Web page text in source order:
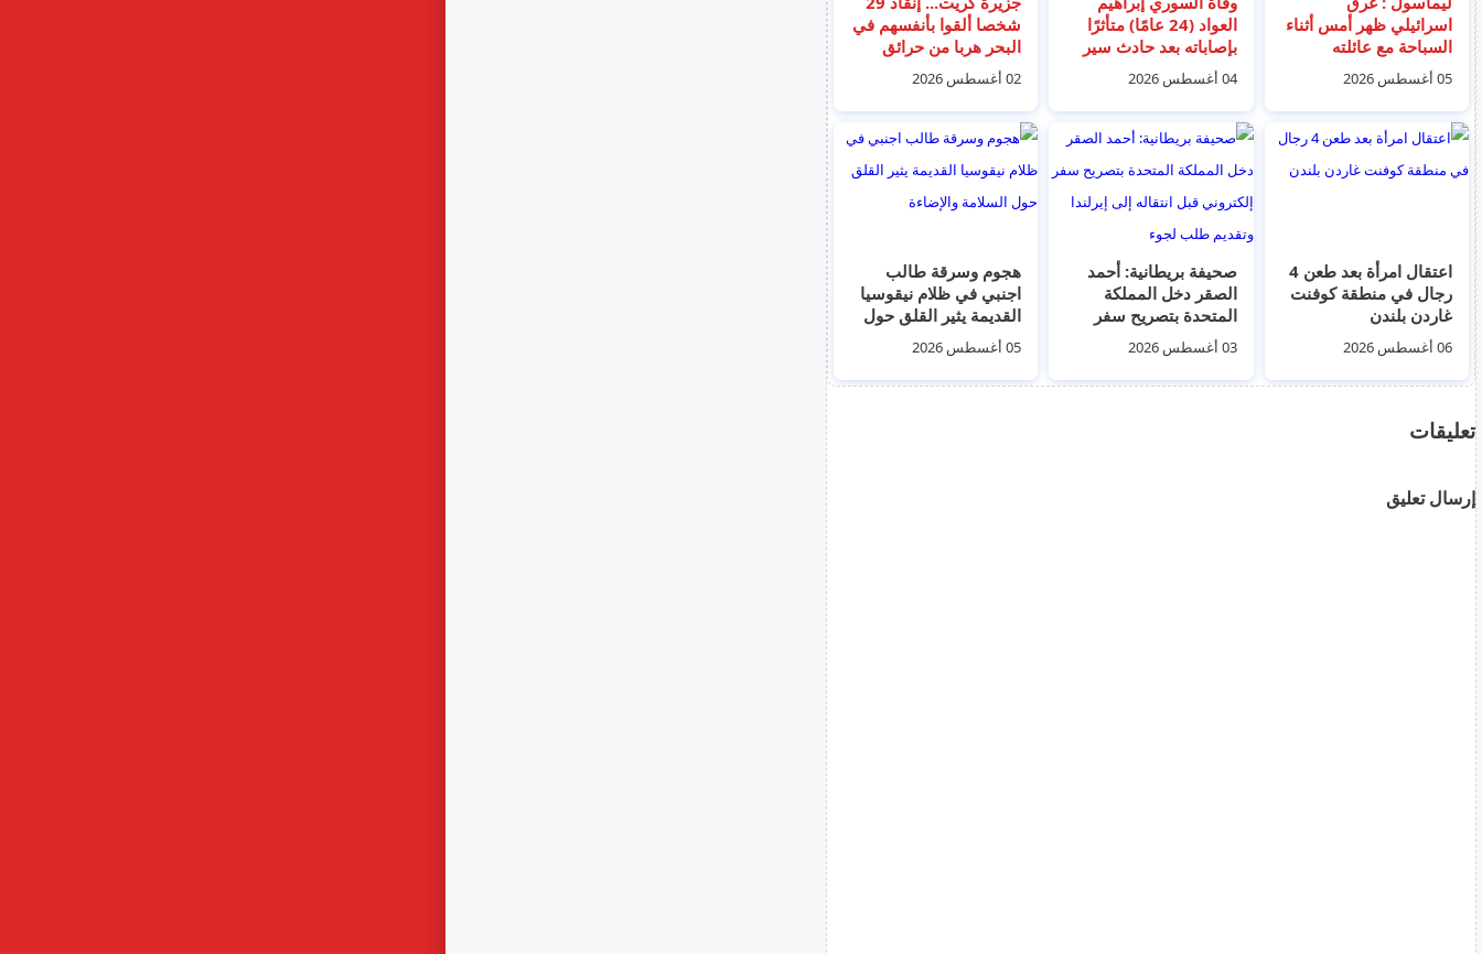
اسرائيلي ظهر أمس أثناء
السباحة مع عائلته
05 أغسطس 2026
العواد (24 عامًا) متأثرًا
بإصاباته بعد حادث سير
بسكوتر كهربائي في
ليماسول
04 أغسطس 2026
شخصا ألقوا بأنفسهم في
البحر هربا من حرائق
الغابات (فيديو)02 أغسطس 2026
اعتقال امرأة بعد طعن 4
رجال في منطقة كوفنت
غاردن بلندن
06 أغسطس 2026
صحيفة بريطانية: أحمد
الصقر دخل المملكة
المتحدة بتصريح سفر
إلكتروني قبل انتقاله إلى
إيرلندا وتقديم طلب لجوء
03 أغسطس 2026
هجوم وسرقة طالب
اجنبي في ظلام نيقوسيا
القديمة يثير القلق حول
السلامة والإضاءة05 أغسطس 2026
تعليقات
إرسال تعليق